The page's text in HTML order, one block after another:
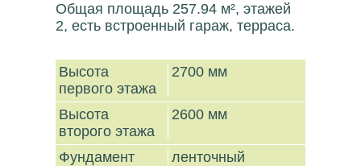
Общая площадь 257.94 м², этажей
2, есть встроенный гараж, терраса.
Высота
первого этажа
2700 мм
Высота
второго этажа
2600 мм
Фундамент
ленточный